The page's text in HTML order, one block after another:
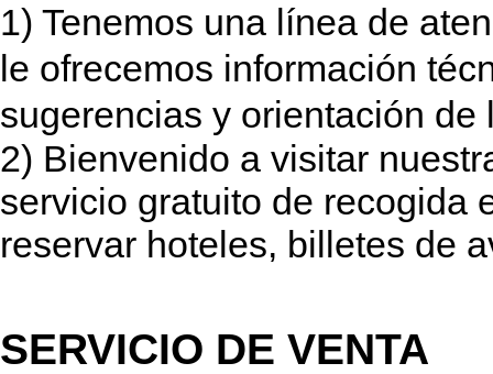
1) Tenemos una línea de
le ofrecemos información
sugerencias y orientación de
2) Bienvenido a visitar
servicio gratuito de recogida
reservar hoteles, billetes de
SERVICIO DE VENTA